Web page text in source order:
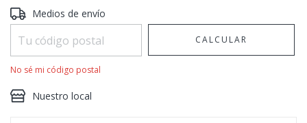
Entregas para el CP:
Medios de envío
CALCULAR
No sé mi código postal
Nuestro local